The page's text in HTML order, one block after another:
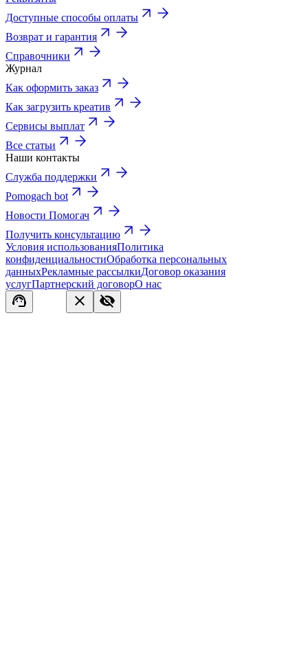
Доступные способы оплаты
Возврат и гарантия
Справочники
Журнал
Как оформить заказ
Как загрузить креатив
Сервисы выплат
Все статьи
Наши контакты
Служба поддержки
Pomogach bot
Новости Помогач
Получить консультацию
Условия использованияПолитика
конфиденциальностиОбработка персональных
данныхРекламные рассылкиДоговор оказания
услугПартнерский договорО нас